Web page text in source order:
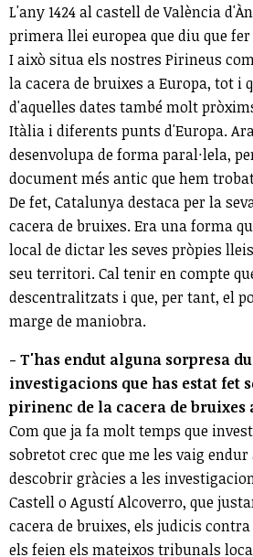
L'any 1424 al castell de València
primera llei europea que diu que
I això situa els nostres Pirineus
la cacera de bruixes a Europa, tot i
d'aquelles dates també molt
Itàlia i diferents punts d'Europa.
desenvolupa de forma paral·lela,
document més antic que hem
De fet, Catalunya destaca per la
cacera de bruixes. Era una forma
local de dictar les seves pròpies
seu territori. Cal tenir en compte
descentralitzats i que, per tant, el
marge de maniobra.
- T'has endut alguna sorpresa
investigacions que has estat fet
pirinenc de la cacera de bruixes
Com que ja fa molt temps que
sobretot crec que me les vaig
descobrir gràcies a les
Castell o Agustí Alcoverro, que
cacera de bruixes, els judicis
els feien els mateixos tribunals